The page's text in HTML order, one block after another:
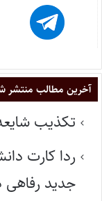
آخرین مطالب منتشر
تکذیب
ردا کارت
جدید رفاهی